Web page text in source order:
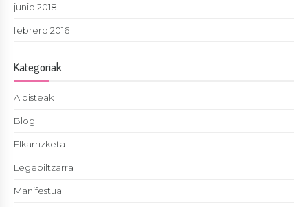
junio 2018
febrero 2016
Kategoriak
Albisteak
Blog
Elkarrizketa
Legebiltzarra
Manifestua